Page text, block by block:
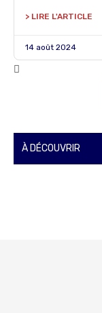
> LIRE L'ARTICLE
14 août 2024
À DÉCOUVRIR